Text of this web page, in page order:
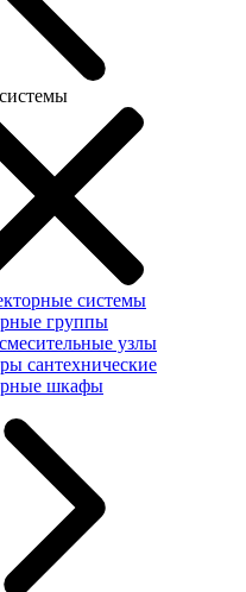
системы
группы
узлы
сантехнические
шкафы